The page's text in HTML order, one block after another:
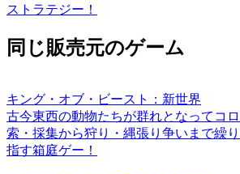
ストラテジー！
同じ販売元のゲーム
キング・オブ・ビースト：新世界
古今東西の動物たちが群れとなってコ
索・採集から狩り・縄張り争いまで繰
指す箱庭ゲー！